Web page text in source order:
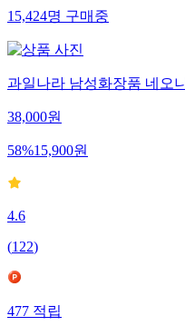
15,424명 구매중
과일나라 남성화장품 네오
38,000원
58%15,900원
4.6
(122)
477 적립